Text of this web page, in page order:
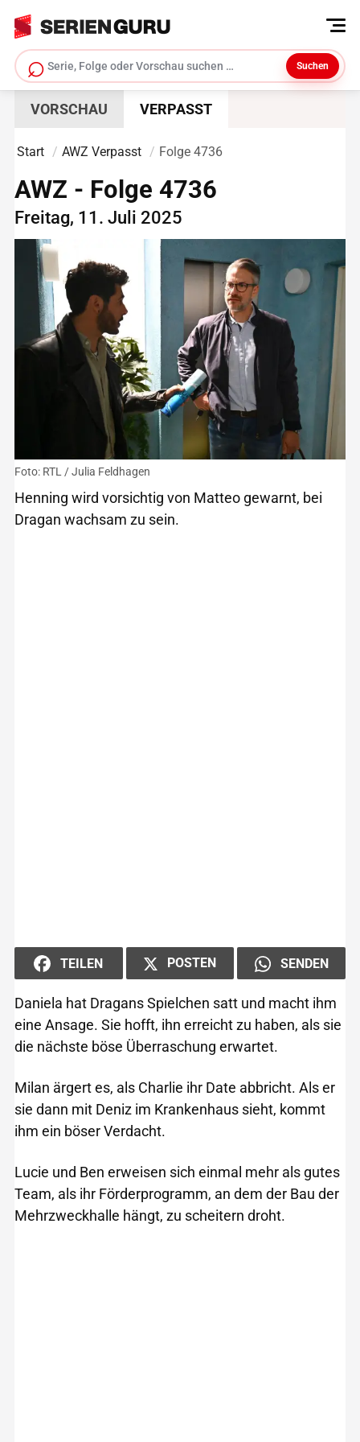
⌕
Serie suchen
Suchen
VORSCHAU VERPASST
Start AWZ Verpasst Folge 4736
AWZ - Folge 4736
Freitag, 11. Juli 2025
Foto: RTL / Julia Feldhagen
Henning wird vorsichtig von Matteo gewarnt, bei
Dragan wachsam zu sein.
TEILEN POSTEN SENDEN
Daniela hat Dragans Spielchen satt und macht ihm
eine Ansage. Sie hofft, ihn erreicht zu haben, als sie
die nächste böse Überraschung erwartet.
Milan ärgert es, als Charlie ihr Date abbricht. Als er
sie dann mit Deniz im Krankenhaus sieht, kommt
ihm ein böser Verdacht.
Lucie und Ben erweisen sich einmal mehr als gutes
Team, als ihr Förderprogramm, an dem der Bau der
Mehrzweckhalle hängt, zu scheitern droht.